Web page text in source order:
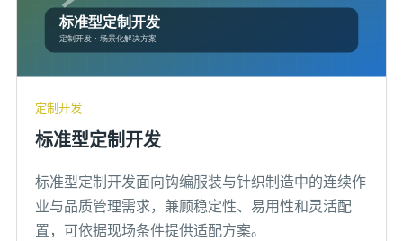
定制开发
标准型定制开发
标准型定制开发面向钩编服装与针织制造中的连续作
业与品质管理需求，兼顾稳定性、易用性和灵活配
置，可依据现场条件提供适配方案。